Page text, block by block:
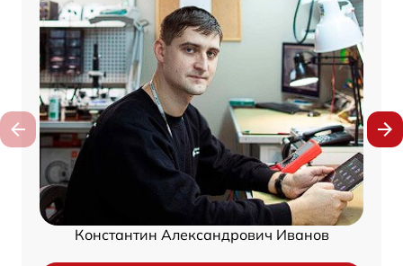
Константин Александрович Иванов